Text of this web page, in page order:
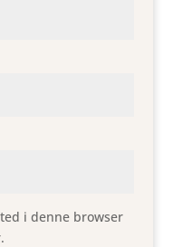
i denne browser